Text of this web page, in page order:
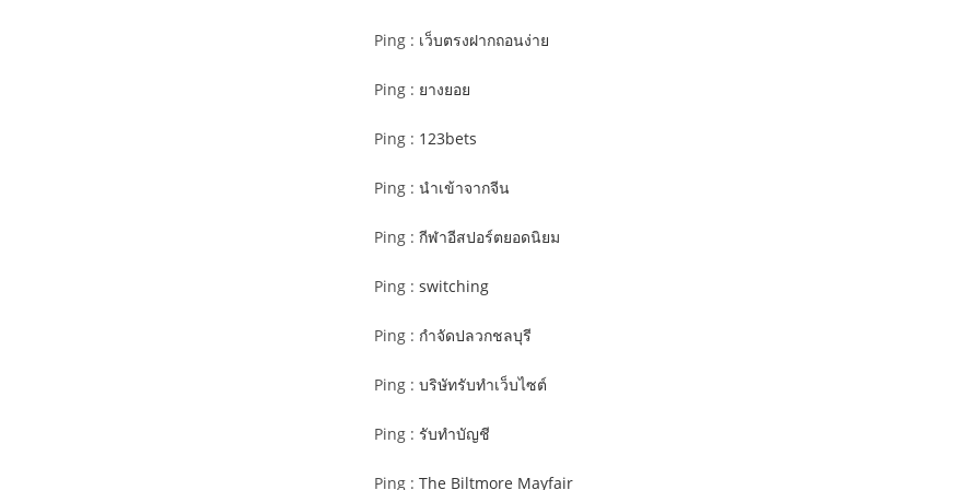
Ping : เว็บตรงฝากถอนง่าย
Ping : ยางยอย
Ping : 123bets
Ping : นำเข้าจากจีน
Ping : กีฬาอีสปอร์ตยอดนิยม
Ping : switching
Ping : กำจัดปลวกชลบุรี
Ping : บริษัทรับทำเว็บไซต์
Ping : รับทำบัญชี
Ping : The Biltmore Mayfair